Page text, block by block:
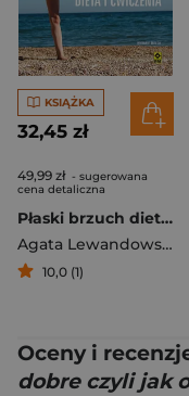
KSIĄŻKA
32,45 zł
49,99 zł - sugerowana
cena detaliczna
Płaski brzuch dieta i ćwiczenia wyd. 2026
Agata Lewandowska
10,0 (1)
Oceny i
dobre czyli jak